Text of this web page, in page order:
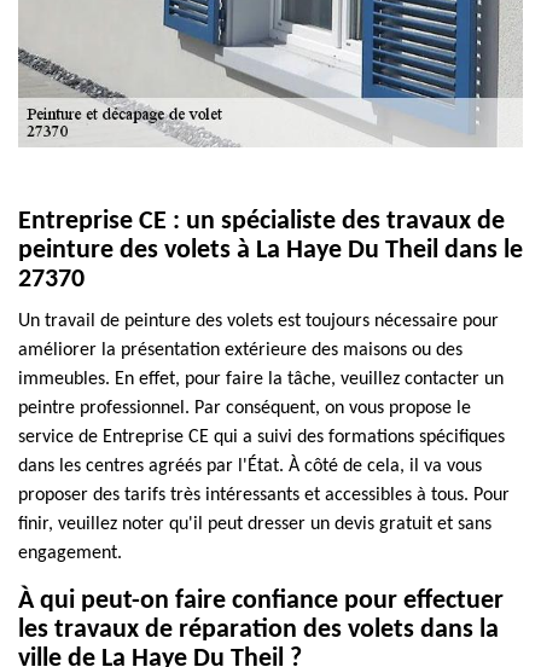
Entreprise CE : un spécialiste des travaux de
peinture des volets à La Haye Du Theil dans le
27370
Un travail de peinture des volets est toujours nécessaire pour
améliorer la présentation extérieure des maisons ou des
immeubles. En effet, pour faire la tâche, veuillez contacter un
peintre professionnel. Par conséquent, on vous propose le
service de Entreprise CE qui a suivi des formations spécifiques
dans les centres agréés par l'État. À côté de cela, il va vous
proposer des tarifs très intéressants et accessibles à tous. Pour
finir, veuillez noter qu'il peut dresser un devis gratuit et sans
engagement.
À qui peut-on faire confiance pour effectuer
les travaux de réparation des volets dans la
ville de La Haye Du Theil ?